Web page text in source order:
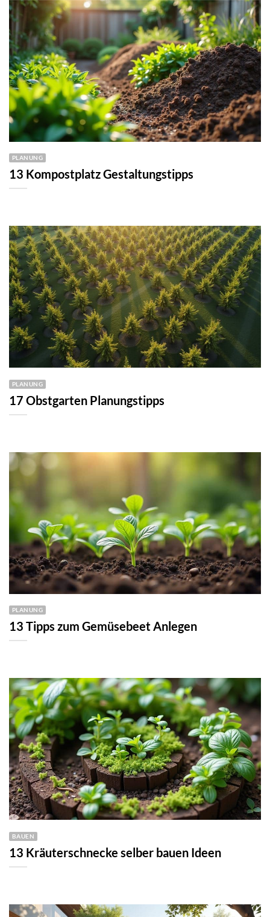
PLANUNG
13 Kompostplatz Gestaltungstipps
PLANUNG
17 Obstgarten Planungstipps
PLANUNG
13 Tipps zum Gemüsebeet Anlegen
BAUEN
13 Kräuterschnecke selber bauen Ideen